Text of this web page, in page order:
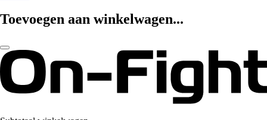
Toevoegen aan winkelwagen...